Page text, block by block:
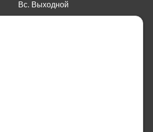
Вс. Выходной